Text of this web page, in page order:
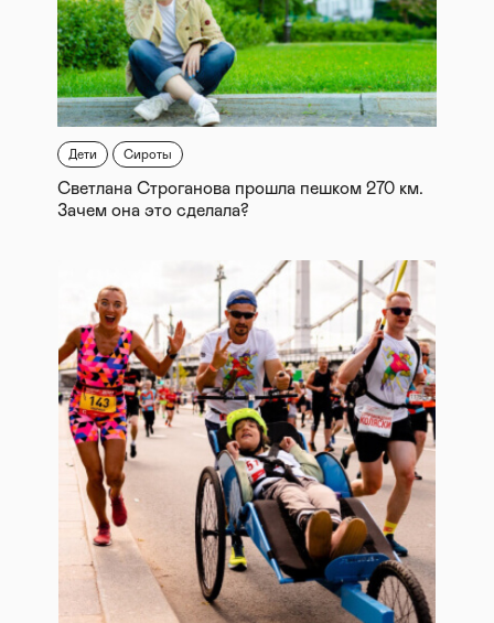
Дети Сироты
Светлана Строганова прошла пешком 270 км.
Зачем она это сделала?